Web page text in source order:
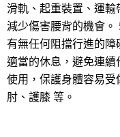
滑軌、起重裝置、運輸
減少傷害腰背的機會
有無任何阻擋行進的障
適當的休息，避免連
使用，保護身體容易
肘、護膝 等。